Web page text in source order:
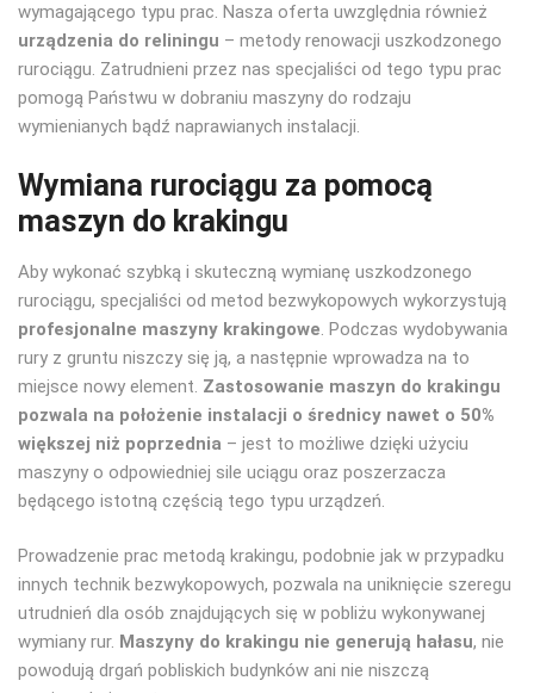
wymagającego typu prac. Nasza oferta uwzględnia również
urządzenia do reliningu – metody renowacji uszkodzonego
rurociągu. Zatrudnieni przez nas specjaliści od tego typu prac
pomogą Państwu w dobraniu maszyny do rodzaju
wymienianych bądź naprawianych instalacji.
Wymiana rurociągu za pomocą
maszyn do krakingu
Aby wykonać szybką i skuteczną wymianę uszkodzonego
rurociągu, specjaliści od metod bezwykopowych wykorzystują
profesjonalne maszyny krakingowe . Podczas wydobywania
rury z gruntu niszczy się ją, a następnie wprowadza na to
miejsce nowy element. Zastosowanie maszyn do krakingu
pozwala na położenie instalacji o średnicy nawet o 50%
większej niż poprzednia – jest to możliwe dzięki użyciu
maszyny o odpowiedniej sile uciągu oraz poszerzacza
będącego istotną częścią tego typu urządzeń.
Prowadzenie prac metodą krakingu, podobnie jak w przypadku
innych technik bezwykopowych, pozwala na uniknięcie szeregu
utrudnień dla osób znajdujących się w pobliżu wykonywanej
wymiany rur. Maszyny do krakingu nie generują hałasu, nie
powodują drgań pobliskich budynków ani nie niszczą